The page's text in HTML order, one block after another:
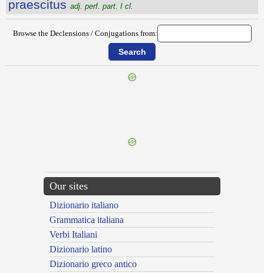
praescitus adj. perf. part. I cl.
Browse the Declensions / Conjugations from:
Our sites
Dizionario italiano
Grammatica italiana
Verbi Italiani
Dizionario latino
Dizionario greco antico